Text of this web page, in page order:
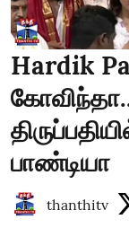
Hardik
பாண்டியா
thanthitv